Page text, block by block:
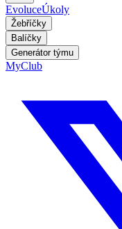
EvoluceÚkoly
Žebříčky
Balíčky
Generátor týmu
MyClub